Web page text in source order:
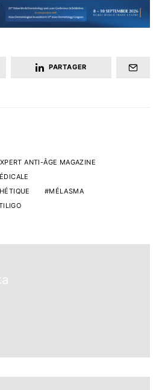
PARTAGER
ANTI-ÂGE MAGAZINE
MÉLASMA